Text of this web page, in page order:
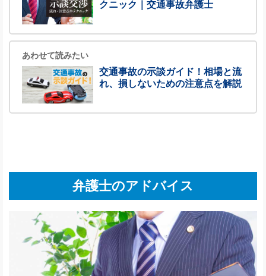
クニック｜交通事故弁護士
あわせて読みたい
交通事故の示談ガイド！相場と流
れ、損しないための注意点を解説
弁護士のアドバイス